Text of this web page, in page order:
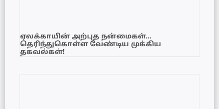
ஏலக்காயின் அற்புத நன்மைகள்…
தெரிந்துகொள்ள வேண்டிய முக்கிய
தகவல்கள்!